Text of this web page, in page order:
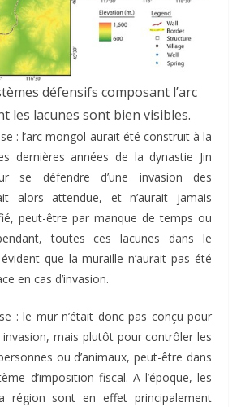
défensifs composant l’arc
les lacunes sont bien visibles.
: l’arc mongol aurait été construit à la
dernières années de la dynastie Jin
se défendre d’une invasion des
alors attendue, et n’aurait jamais
peut-être par manque de temps ou
toutes ces lacunes dans le
que la muraille n’aurait pas été
en cas d’invasion.
: le mur n’était donc pas conçu pour
invasion, mais plutôt pour contrôler les
ou d’animaux, peut-être dans
d’imposition fiscal. A l’époque, les
région sont en effet principalement